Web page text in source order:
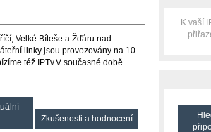
Velké Bíteše a Žďáru nad
linky jsou provozovány na 10
též IPTv.V současné době
Zkušenosti a hodnocení
K vaší